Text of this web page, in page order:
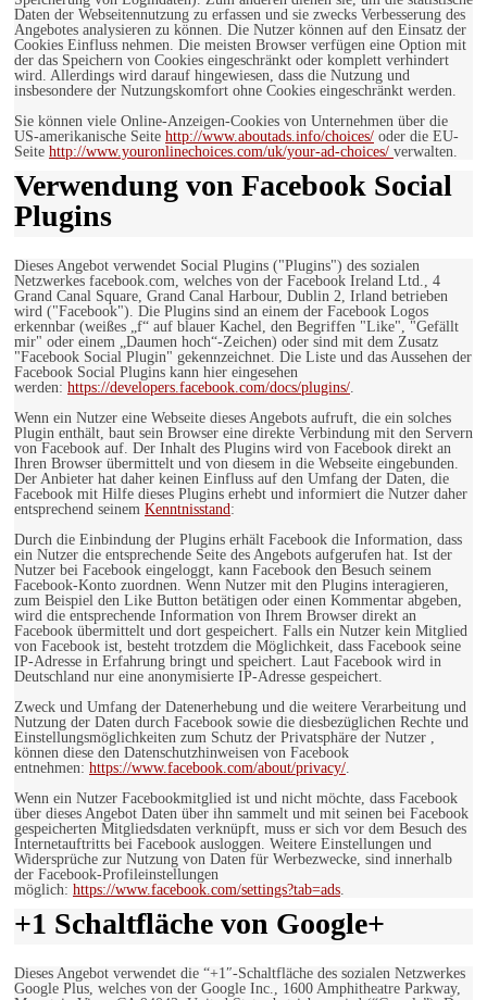
Daten der Webseitennutzung zu erfassen und sie zwecks Verbesserung des
Angebotes analysieren zu können. Die Nutzer können auf den Einsatz der
Cookies Einfluss nehmen. Die meisten Browser verfügen eine Option mit
der das Speichern von Cookies eingeschränkt oder komplett verhindert
wird. Allerdings wird darauf hingewiesen, dass die Nutzung und
insbesondere der Nutzungskomfort ohne Cookies eingeschränkt werden.
Sie können viele Online-Anzeigen-Cookies von Unternehmen über die
US-amerikanische Seite http://www.aboutads.info/choices/ oder die EU-
Seite http://www.youronlinechoices.com/uk/your-ad-choices/ verwalten.
Verwendung von Facebook Social
Plugins
Dieses Angebot verwendet Social Plugins ("Plugins") des sozialen
Netzwerkes facebook.com, welches von der Facebook Ireland Ltd., 4
Grand Canal Square, Grand Canal Harbour, Dublin 2, Irland betrieben
wird ("Facebook"). Die Plugins sind an einem der Facebook Logos
erkennbar (weißes „f“ auf blauer Kachel, den Begriffen "Like", "Gefällt
mir" oder einem „Daumen hoch“-Zeichen) oder sind mit dem Zusatz
"Facebook Social Plugin" gekennzeichnet. Die Liste und das Aussehen der
Facebook Social Plugins kann hier eingesehen
werden: https://developers.facebook.com/docs/plugins/.
Wenn ein Nutzer eine Webseite dieses Angebots aufruft, die ein solches
Plugin enthält, baut sein Browser eine direkte Verbindung mit den Servern
von Facebook auf. Der Inhalt des Plugins wird von Facebook direkt an
Ihren Browser übermittelt und von diesem in die Webseite eingebunden.
Der Anbieter hat daher keinen Einfluss auf den Umfang der Daten, die
Facebook mit Hilfe dieses Plugins erhebt und informiert die Nutzer daher
entsprechend seinem Kenntnisstand:
Durch die Einbindung der Plugins erhält Facebook die Information, dass
ein Nutzer die entsprechende Seite des Angebots aufgerufen hat. Ist der
Nutzer bei Facebook eingeloggt, kann Facebook den Besuch seinem
Facebook-Konto zuordnen. Wenn Nutzer mit den Plugins interagieren,
zum Beispiel den Like Button betätigen oder einen Kommentar abgeben,
wird die entsprechende Information von Ihrem Browser direkt an
Facebook übermittelt und dort gespeichert. Falls ein Nutzer kein Mitglied
von Facebook ist, besteht trotzdem die Möglichkeit, dass Facebook seine
IP-Adresse in Erfahrung bringt und speichert. Laut Facebook wird in
Deutschland nur eine anonymisierte IP-Adresse gespeichert.
Zweck und Umfang der Datenerhebung und die weitere Verarbeitung und
Nutzung der Daten durch Facebook sowie die diesbezüglichen Rechte und
Einstellungsmöglichkeiten zum Schutz der Privatsphäre der Nutzer ,
können diese den Datenschutzhinweisen von Facebook
entnehmen: https://www.facebook.com/about/privacy/.
Wenn ein Nutzer Facebookmitglied ist und nicht möchte, dass Facebook
über dieses Angebot Daten über ihn sammelt und mit seinen bei Facebook
gespeicherten Mitgliedsdaten verknüpft, muss er sich vor dem Besuch des
Internetauftritts bei Facebook ausloggen. Weitere Einstellungen und
Widersprüche zur Nutzung von Daten für Werbezwecke, sind innerhalb
der Facebook-Profileinstellungen
möglich: https://www.facebook.com/settings?tab=ads.
+1 Schaltfläche von Google+
Dieses Angebot verwendet die “+1″-Schaltfläche des sozialen Netzwerkes
Google Plus, welches von der Google Inc., 1600 Amphitheatre Parkway,